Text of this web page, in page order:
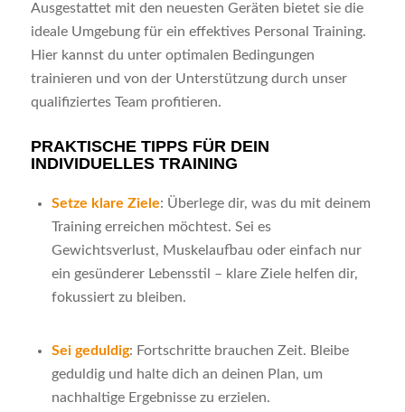
Ausgestattet mit den neuesten Geräten bietet sie die
ideale Umgebung für ein effektives Personal Training.
Hier kannst du unter optimalen Bedingungen
trainieren und von der Unterstützung durch unser
qualifiziertes Team profitieren.
PRAKTISCHE TIPPS FÜR DEIN
INDIVIDUELLES TRAINING
Setze klare Ziele: Überlege dir, was du mit deinem
Training erreichen möchtest. Sei es
Gewichtsverlust, Muskelaufbau oder einfach nur
ein gesünderer Lebensstil – klare Ziele helfen dir,
fokussiert zu bleiben.
Sei geduldig: Fortschritte brauchen Zeit. Bleibe
geduldig und halte dich an deinen Plan, um
nachhaltige Ergebnisse zu erzielen.